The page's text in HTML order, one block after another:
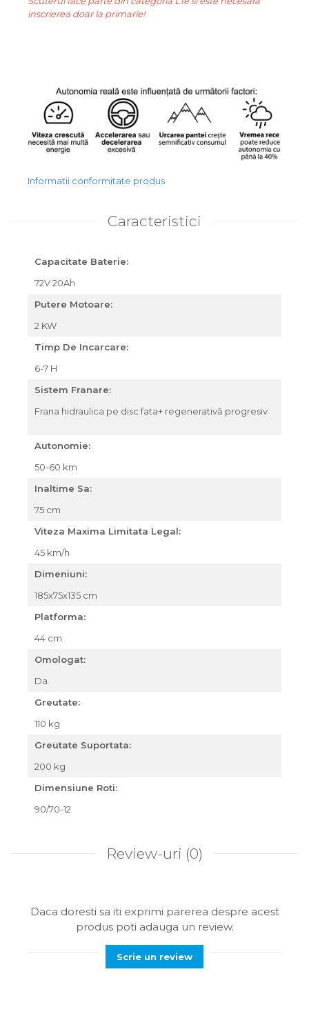
inscrierea doar la primarie!
Informatii conformitate produs
Caracteristici
Capacitate Baterie:
72V 20Ah
Putere Motoare:
2 KW
Timp De Incarcare:
6-7 H
Sistem Franare:
Frana hidraulica pe disc fata+ regenerativă progresiv
Autonomie:
50-60 km
Inaltime Sa:
75 cm
Viteza Maxima Limitata Legal:
45 km/h
Dimeniuni:
185x75x135 cm
Platforma:
44 cm
Omologat:
Da
Greutate:
110 kg
Greutate Suportata:
200 kg
Dimensiune Roti:
90/70-12
Review-uri (0)
Daca doresti sa iti exprimi parerea despre acest
produs poti adauga un review.
Scrie un review